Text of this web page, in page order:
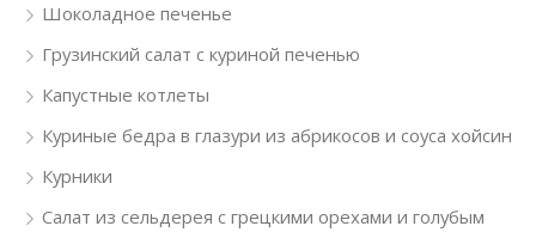
Шоколадное печенье
Грузинский салат с куриной печенью
Капустные котлеты
Куриные бедра в глазури из абрикосов и соуса хойсин
Курники
Салат из сельдерея с грецкими орехами и голубым